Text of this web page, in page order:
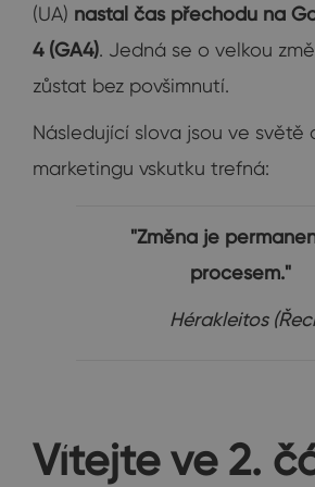
(UA) nastal čas přechodu na
4 (GA4). Jedná se o velkou
zůstat bez povšimnutí.
Následující slova jsou ve světě
marketingu vskutku trefná:
"Změna je
procesem."
Hérakleitos
Vítejte ve 2.